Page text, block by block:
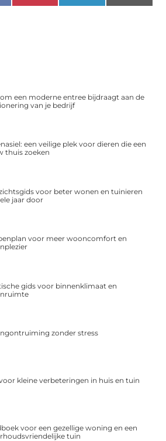
een moderne entree bijdraagt aan de
van je bedrijf
een veilige plek voor dieren die een
thuis zoeken
voor beter wonen en tuinieren
jaar door
voor meer wooncomfort en
gids voor binnenklimaat en
zonder stress
kleine verbeteringen in huis en tuin
voor een gezellige woning en een
tuin